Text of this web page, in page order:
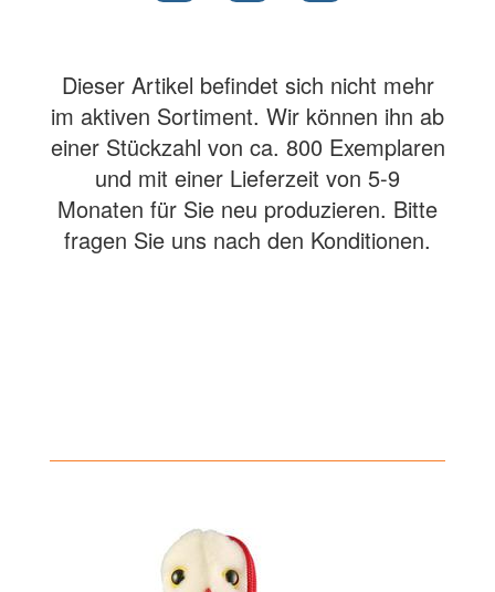
Dieser Artikel befindet sich nicht mehr
im aktiven Sortiment. Wir können ihn ab
einer Stückzahl von ca. 800 Exemplaren
und mit einer Lieferzeit von 5-9
Monaten für Sie neu produzieren. Bitte
fragen Sie uns nach den Konditionen.